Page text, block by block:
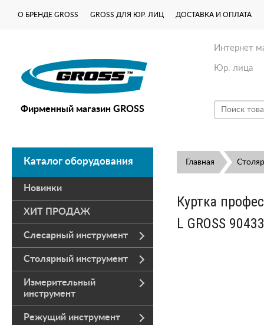
О БРЕНДЕ GROSS GROSS ДЛЯ ЮР. ЛИЦ ДОСТАВКА И ОПЛАТА
Фирменный магазин GROSS
Интернет
Юр. лица
Каталог оборудования
Новинки
ХИТ ПРОДАЖ
Слесарный инструмент
Столярный инструмент
Измерительный
инструмент
Режущий инструмент
Главная
Куртка
L GROSS 90433